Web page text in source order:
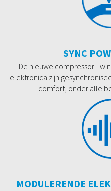
SYNC
De nieuwe compressor
elektronica zijn
comfort, onder alle
MODULERENDE